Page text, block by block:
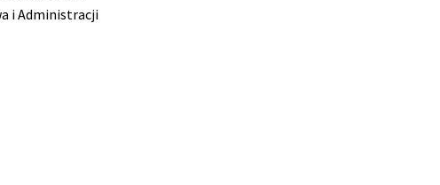
i Administracji